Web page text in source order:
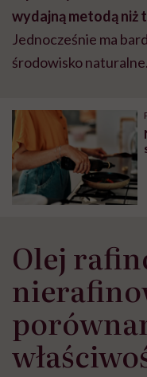
wydajną metodą niż
Jednocześnie ma
środowisko naturalne.
Olej